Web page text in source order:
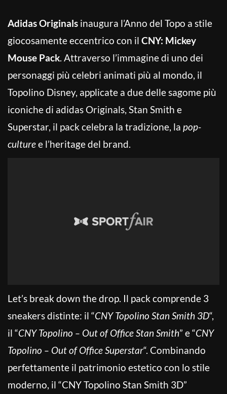
Adidas Originals inaugura l’Anno del Topo a stile
giocosamente eccentrico con il CNY: Mickey
Mouse Pack. Attraverso l’immagine di uno dei
personaggi più celebri animati più al mondo, il
Topolino Disney, applicate a due delle sagome più
iconiche di adidas Originals, Stan Smith e
Superstar, il pack celebra la tradizione, la pop-
culturee l’heritage del brand.
Let’s break down the drop. Il pack comprende 3
sneakers distinte: il “CNY Topolino Stan Smith 3D“,
il “CNY Topolino – Out of Office Stan Smith” e “CNY
Topolino – Out of Office Superstar“. Combinando
perfettamente il patrimonio estetico con lo stile
moderno, il “CNY Topolino Stan Smith 3D”